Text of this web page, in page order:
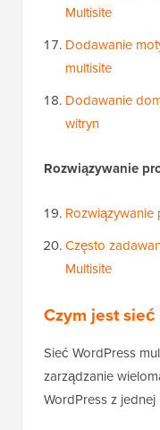
Multisite
Dodawanie
multisite
Dodawanie
witryn
Rozwiązywanie
Często
Multisite
Czym jest
Sieć WordPress
zarządzanie
WordPress z